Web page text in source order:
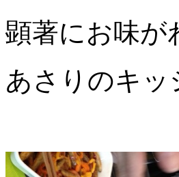
顕著にお味が
あさりのキッ